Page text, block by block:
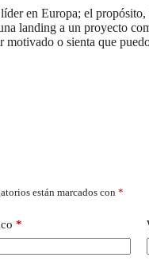
en Europa; el
landing a un proyecto
motivado o sienta que
están marcados con *
*